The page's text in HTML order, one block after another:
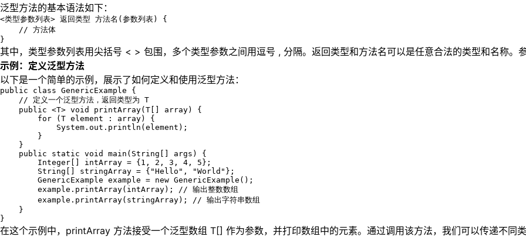
泛型方法的基本语法如下：
<类型参数列表> 返回类型 方法名(参数列表) {
// 方法体
}
其中，类型参数列表用尖括号 < > 包围，多个类型参数之间用逗号 , 分隔。返回类型和方法名可以是任意合法的类型和名称。
示例：定义泛型方法
以下是一个简单的示例，展示了如何定义和使用泛型方法：
public class GenericExample {
// 定义一个泛型方法，返回类型为 T
public <T> void printArray(T[] array) {
for (T element : array) {
System.out.println(element);
}
}
public static void main(String[] args) {
Integer[] intArray = {1, 2, 3, 4, 5};
String[] stringArray = {"Hello", "World"};
GenericExample example = new GenericExample();
example.printArray(intArray); // 输出整数数组
example.printArray(stringArray); // 输出字符串数组
}
}
在这个示例中，printArray 方法接受一个泛型数组 T[] 作为参数，并打印数组中的元素。通过调用该方法，我们可以传递不同